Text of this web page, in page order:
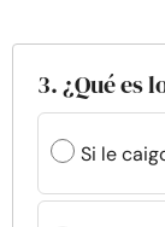
3. ¿Qué es
Si le